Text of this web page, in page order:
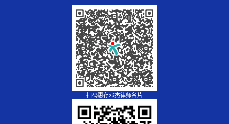
扫码惠存邓杰律师名片